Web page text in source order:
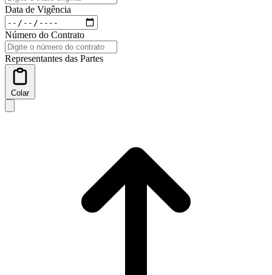
Data de Vigência
Número do Contrato
Representantes das Partes
Colar